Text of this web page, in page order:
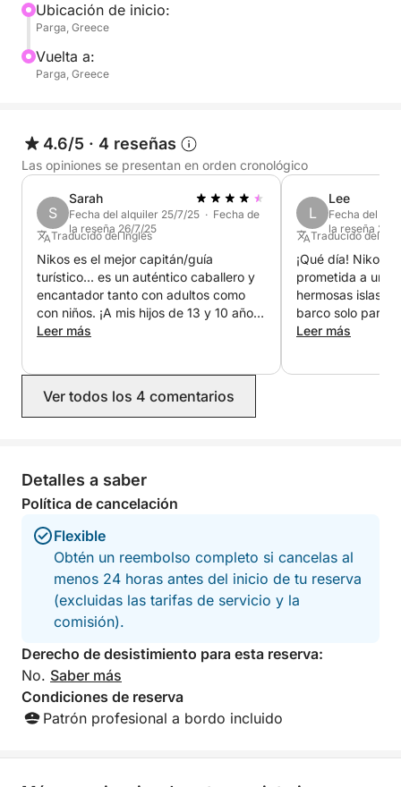
Ubicación de inicio:
Parga, Greece
Vuelta a:
Parga, Greece
4.6/5 · 4 reseñas
Las opiniones se presentan en orden cronológico
S
Sarah
Fecha del alquiler 25/7/25 · Fecha de
la reseña 26/7/25
Traducido del Inglés
Nikos es el mejor capitán/guía
turístico... es un auténtico caballero y
encantador tanto con adultos como
con niños. ¡A mis hijos de 13 y 10 años
les encantó! Hubo un problema con el
Mongonissi, lo cual fue increíble, y
luego continuamos nuestro viaje lo
contó un montón de datos
interesantes. Si volvemos a esta zona,
sin duda le contactaremos para otro
viaje.
Leer más
L
Lee
Fecha del
la reseña 28/
Traducido del
¡Qué día! Nikos
prometida a un
hermosas islas
barco solo para
fue generoso,
vidas. Gracias.
Leer más
Ver todos los 4 comentarios
Detalles a saber
Política de cancelación
Flexible
Obtén un reembolso completo si cancelas al
menos 24 horas antes del inicio de tu reserva
(excluidas las tarifas de servicio y la
comisión).
Derecho de desistimiento para esta reserva:
No. Saber más
Condiciones de reserva
Patrón profesional a bordo incluido